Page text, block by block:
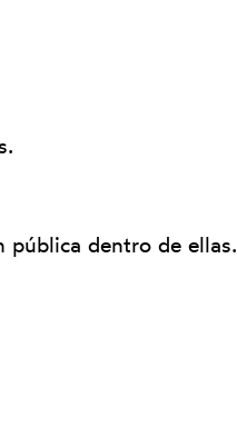
pública dentro de ellas.